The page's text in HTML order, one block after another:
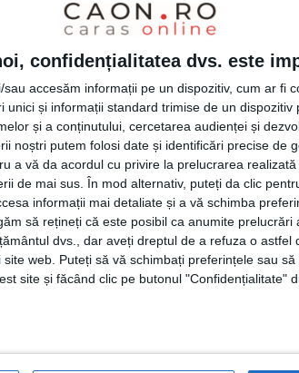
confidențialitatea dvs. este
sau accesăm informații pe un dispozitiv, cum ar fi
unici și informații standard trimise de un dispozitiv
și a conținutului, cercetarea audienței și
noștri putem folosi date și identificări precise de
a vă da acordul cu privire la prelucrarea
de mai sus. În mod alternativ, puteți da clic
informații mai detaliate și a vă schimba
să rețineți că este posibil ca anumite prelucrări
dvs., dar aveți dreptul de a refuza o astfel
web. Puteți să vă schimbați preferințele sau
site și făcând clic pe butonul "Confidențialitate"
brăzdat de spectaculosul foc
sau spre localurile unde au